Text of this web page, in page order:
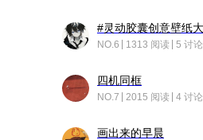
NO.6 1313 阅读 5 讨论
四机同框
NO.7 2015 阅读 4 讨论
画出来的早晨